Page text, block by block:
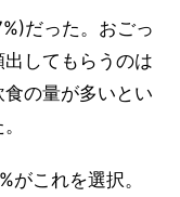
だった。おごっ
してもらうのは
の量が多いとい
これを選択。